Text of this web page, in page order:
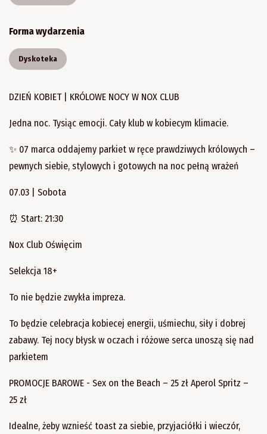
Forma wydarzenia
Dyskoteka
DZIEŃ KOBIET | KRÓLOWE NOCY W NOX CLUB
Jedna noc. Tysiąc emocji. Cały klub w kobiecym klimacie.
✨ 07 marca oddajemy parkiet w ręce prawdziwych królowych –
pewnych siebie, stylowych i gotowych na noc pełną wrażeń
07.03 | Sobota
⏰ Start: 21:30
Nox Club Oświęcim
Selekcja 18+
To nie będzie zwykła impreza.
To będzie celebracja kobiecej energii, uśmiechu, siły i dobrej
zabawy. Tej nocy błysk w oczach i różowe serca unoszą się nad
parkietem
PROMOCJE BAROWE - Sex on the Beach – 25 zł Aperol Spritz –
25 zł
Idealne, żeby wznieść toast za siebie, przyjaciółki i wieczór,